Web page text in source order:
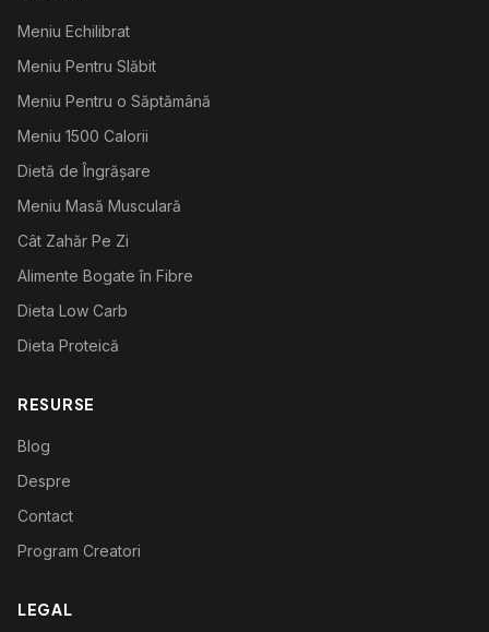
Meniu Echilibrat
Meniu Pentru Slăbit
Meniu Pentru o Săptămână
Meniu 1500 Calorii
Dietă de Îngrășare
Meniu Masă Musculară
Cât Zahăr Pe Zi
Alimente Bogate în Fibre
Dieta Low Carb
Dieta Proteică
RESURSE
Blog
Despre
Contact
Program Creatori
LEGAL